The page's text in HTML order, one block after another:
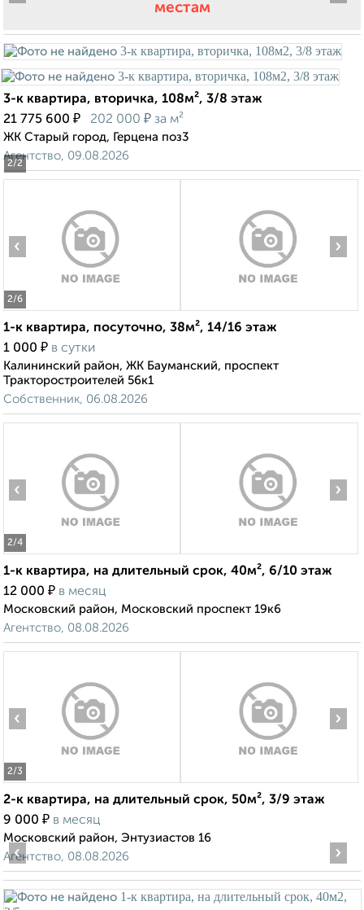
местам
2/2
3-к квартира, вторичка, 108м², 3/8 этаж
21 775 600 ₽ 202 000 ₽ за м²
ЖК Старый город, Герцена поз3
Агентство, 09.08.2026
2/6
‹ ›
1-к квартира, посуточно, 38м², 14/16 этаж
1 000 ₽ в сутки
Калининский район, ЖК Бауманский, проспект
Тракторостроителей 56к1
Собственник, 06.08.2026
2/4
‹ ›
1-к квартира, на длительный срок, 40м², 6/10 этаж
12 000 ₽ в месяц
Московский район, Московский проспект 19к6
Агентство, 08.08.2026
2/3
‹ ›
2-к квартира, на длительный срок, 50м², 3/9 этаж
9 000 ₽ в месяц
Московский район, Энтузиастов 16
Агентство, 08.08.2026
‹ ›